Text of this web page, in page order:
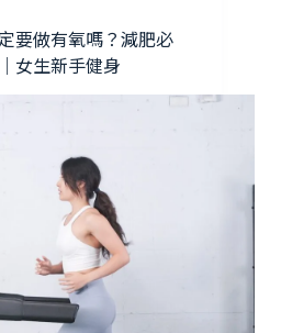
要做有氧嗎？減肥必
女生新手健身